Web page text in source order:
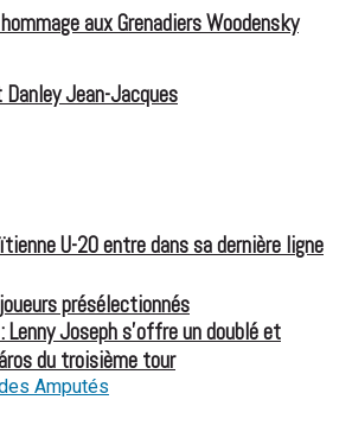
aux Grenadiers Woodensky
Jean-Jacques
U-20 entre dans sa dernière ligne
présélectionnés
Amputés
Lenny Joseph s’offre un doublé et
du troisième tour